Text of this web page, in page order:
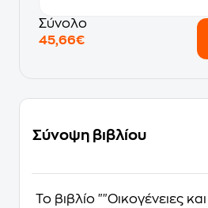
Σύνολο
45,66€
Σύνοψη βιβλίου
Το βιβλίο ""Οικογένειες